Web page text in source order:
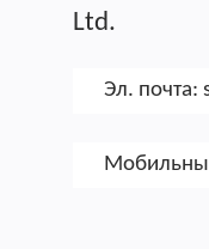
Ltd.
Эл. почта: